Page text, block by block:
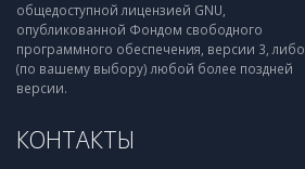
общедоступной лицензией GNU,
опубликованной Фондом свободного
программного обеспечения, версии 3, либо
(по вашему выбору) любой более поздней
версии.
КОНТАКТЫ